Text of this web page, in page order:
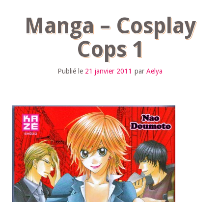
Manga – Cosplay
Cops 1
Publié le 21 janvier 2011 par Aelya